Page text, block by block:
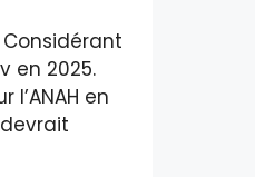
en 2025.
en